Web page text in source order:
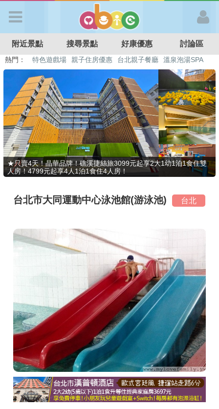
APP登入
首 頁
搜尋景點
好康優惠
最新消息
最新留言
商家合作
討論區
聯絡我們
APP下載
附近景點 搜尋景點 好康優惠 討論區
熱門： 特色遊戲場 親子住房優惠 台北親子餐廳
溫泉泡湯SPA
溜滑梯民宿
觀光工廠 DIY摘果 日本親子景點
★只賣4天！晶華品牌！礁溪捷絲旅3099元起享2大1幼1泊1食住雙
人房！4799元起享4人1泊1食住4人房！
台北市大同運動中心泳池館(游泳池) 台北